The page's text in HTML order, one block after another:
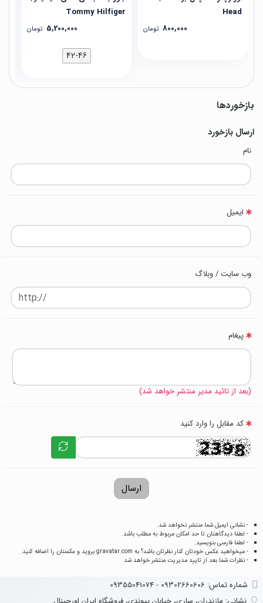
Head
800,000 تومان
Tommy Hilfiger
5,200,000 تومان
42-46
بازخوردها
ارسال بازخورد
نام
ایمیل
وب سایت / وبلاگ
پیغام
(بعد از تائید مدیر منتشر خواهد شد)
کد مقابل را وارد کنید
ارسال
- نشانی ایمیل شما منتشر نخواهد شد.
- لطفا دیدگاهتان تا حد امکان مربوط به مطلب باشد.
- لطفا فارسی بنویسید.
- میخواهید عکس خودتان کنار نظرتان باشد؟ به gravatar.com بروید و عکستان را اضافه کنید.
- نظرات شما بعد از تایید مدیریت منتشر خواهد شد
شماره تماس‌: 09302660606 - 09355041074